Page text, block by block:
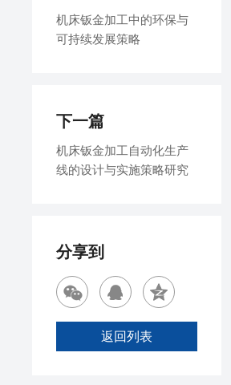
机床钣金加工中的环保与
可持续发展策略
下一篇
机床钣金加工自动化生产
线的设计与实施策略研究
分享到
返回列表